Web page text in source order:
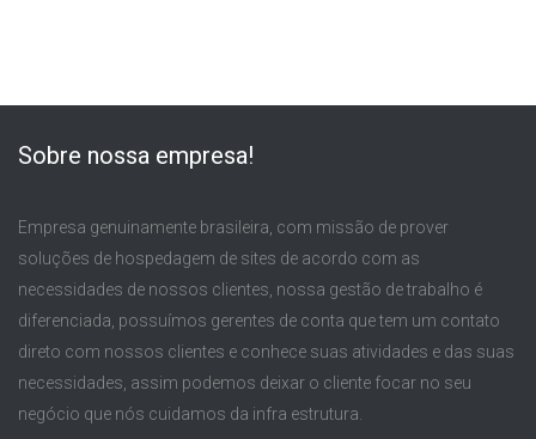
Sobre nossa empresa!
Empresa genuinamente brasileira, com missão de prover
soluções de hospedagem de sites de acordo com as
necessidades de nossos clientes, nossa gestão de trabalho é
diferenciada, possuímos gerentes de conta que tem um contato
direto com nossos clientes e conhece suas atividades e das suas
necessidades, assim podemos deixar o cliente focar no seu
negócio que nós cuidamos da infra estrutura.